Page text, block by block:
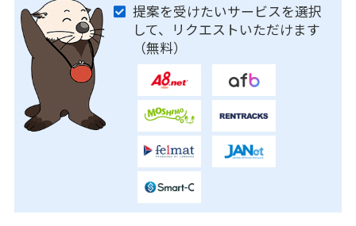
提案を受けたいサービスを選択
して、リクエストいただけます
（無料）